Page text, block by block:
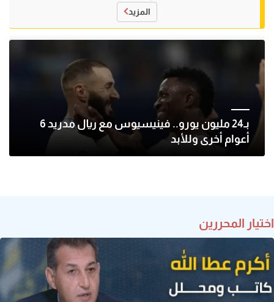
المزيد
بـ24 مليون يورو.. فينيسيوس مع ريال مدريد 6
أعوام أخرى وللأبد
اختيار المحررين